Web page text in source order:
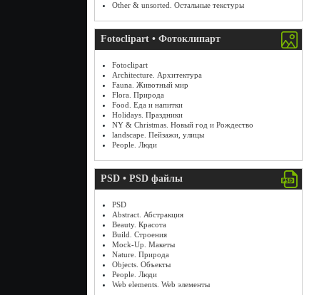
Other & unsorted. Остальные текстуры
Fotoclipart • Фотоклипарт
Fotoclipart
Architecture. Архитектура
Fauna. Животный мир
Flora. Природа
Food. Еда и напитки
Holidays. Праздники
NY & Christmas. Новый год и Рождество
landscape. Пейзажи, улицы
People. Люди
PSD • PSD файлы
PSD
Abstract. Абстракция
Beauty. Красота
Build. Строения
Mock-Up. Макеты
Nature. Природа
Objects. Объекты
People. Люди
Web elements. Web элементы